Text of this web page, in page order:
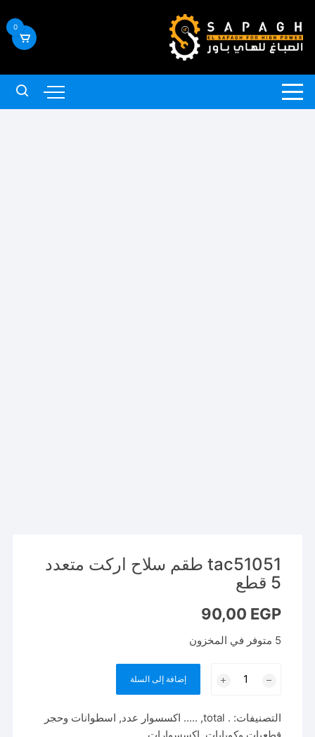
إلى
المحتوى
0
tac51051 طقم سلاح اركت متعدد
5 قطع
90,00 EGP
5 متوفر في المخزون
tac51051
سلاح
إضافة إلى السلة
التصنيفات: . total
, ..... اكسسوار عدد, اسطوانات وحجر
قطعيات وكوبايات, اكسسوارات